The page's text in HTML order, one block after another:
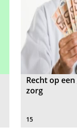
Recht op
zorg
15